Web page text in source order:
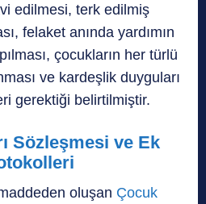
edilmesi, terk edilmiş
felaket anında yardımın
çocukların her türlü
ve kardeşlik duyguları
gerektiği belirtilmiştir.
Sözleşmesi ve Ek
oluşan Çocuk